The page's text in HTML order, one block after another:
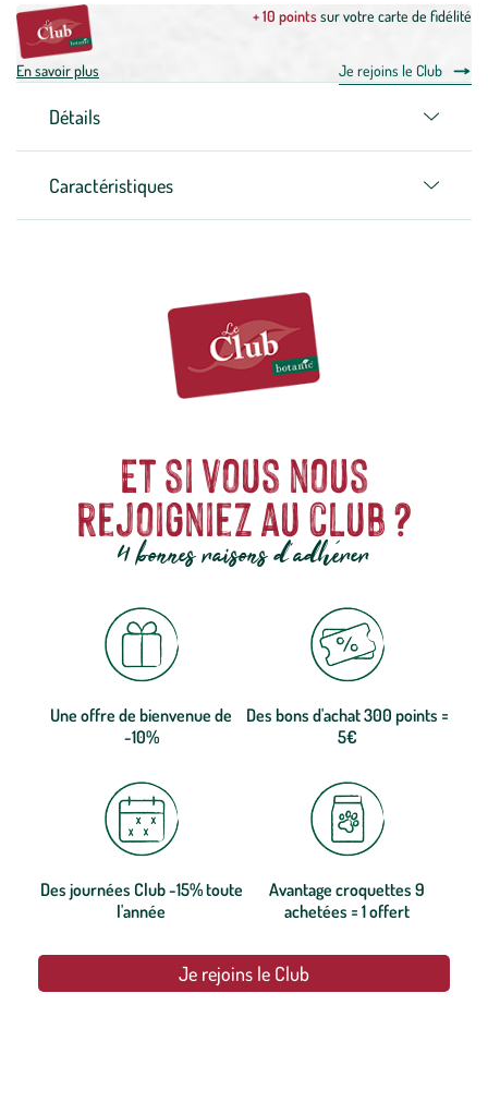
+ 10 pointssur votre carte de fidélité
En savoir plus Je rejoins le Club
Détails
Caractéristiques
Et si vous nous
rejoigniez au club ?
4 bonnes raisons d'adhérer
Une offre de bienvenue de
-10%
Des bons d'achat 300 points =
5€
Des journées Club -15% toute
l'année
Avantage croquettes 9
achetées = 1 offert
Je rejoins le Club